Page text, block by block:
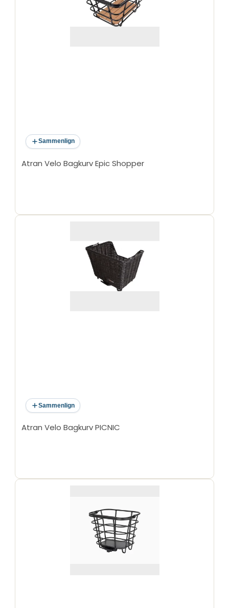
Sammenlign
Atran Velo Bagkurv Epic Shopper
Sammenlign
Atran Velo Bagkurv PICNIC